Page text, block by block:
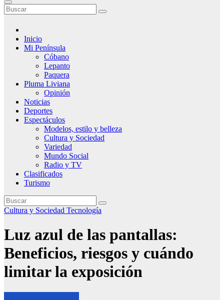
Inicio
Mi Península
Cóbano
Lepanto
Paquera
Pluma Liviana
Opinión
Noticias
Deportes
Espectáculos
Modelos, estilo y belleza
Cultura y Sociedad
Variedad
Mundo Social
Radio y TV
Clasificados
Turismo
Cultura y Sociedad Tecnología
Luz azul de las pantallas:
Beneficios, riesgos y cuándo
limitar la exposición